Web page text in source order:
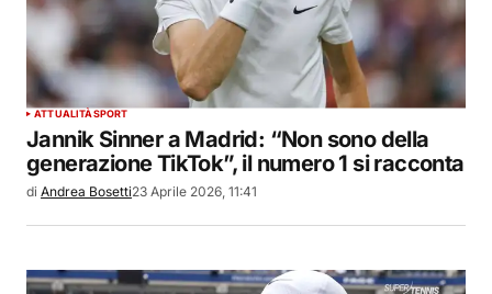
ATTUALITÀSPORT
Jannik Sinner a Madrid: “Non sono della
generazione TikTok”, il numero 1 si racconta
di Andrea Bosetti23 Aprile 2026, 11:41